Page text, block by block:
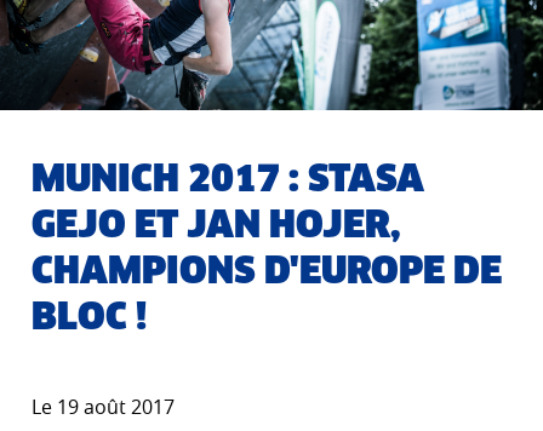
MUNICH 2017 : STASA
GEJO ET JAN HOJER,
CHAMPIONS D'EUROPE DE
BLOC !
Le 19 août 2017